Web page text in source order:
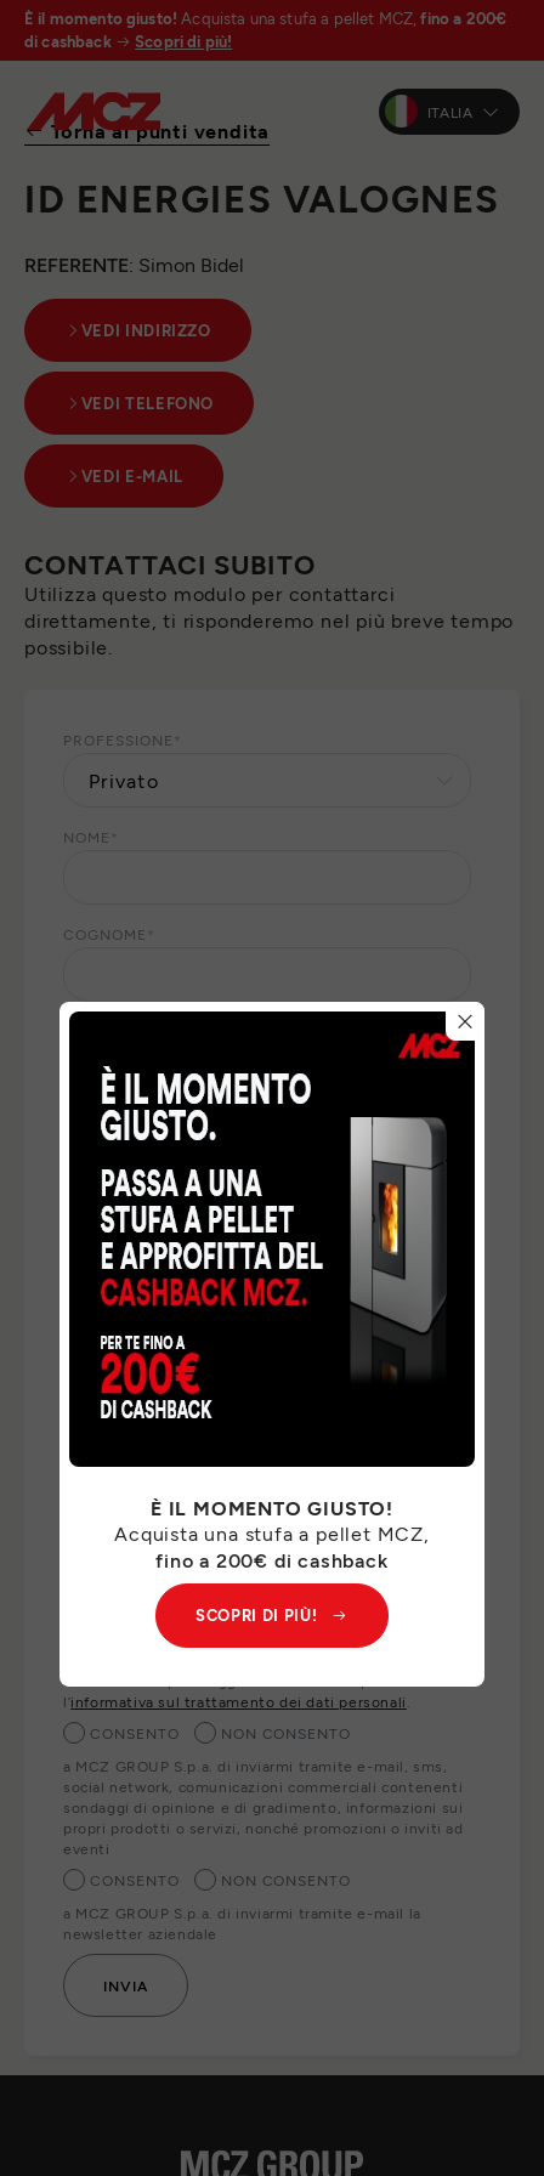
È il momento giusto! Acquista una stufa a pellet MCZ, fino a 200€
di cashback
Scopri di più!
ITALIA
Torna ai punti vendita
ID ENERGIES VALOGNES
REFERENTE: Simon Bidel
VEDI INDIRIZZO
VEDI TELEFONO
VEDI E-MAIL
CONTATTACI SUBITO
Utilizza questo modulo per contattarci
direttamente, ti risponderemo nel più breve tempo
possibile.
PROFESSIONE *
NOME *
COGNOME *
TELEFONO*
NAZIONE*
INDICA QUI DI CHE COSA HAI BISOGNO *
I Suoi dati personali saranno trattati da MCZ GROUP
consenso, per finalità di marketing. Per il riscontro delle
Sue richieste, potremo comunicare i Suoi dati personali
ai nostri partner locali che Le forniranno direttamente i
i Suoi diritti o per maggiori informazioni può consultare
l’informativa sul trattamento dei dati personali
CONSENTO
NON CONSENTO
a MCZ GROUP S.p.a. di inviarmi tramite e-mail, sms,
social network, comunicazioni commerciali contenenti
sondaggi di opinione e di gradimento, informazioni sui
propri prodotti o servizi, nonché promozioni o inviti ad
eventi
CONSENTO
NON CONSENTO
a MCZ GROUP S.p.a. di inviarmi tramite e-mail la
newsletter aziendale
È IL MOMENTO GIUSTO!
Acquista una stufa a pellet MCZ,
fino a 200€ di cashback
SCOPRI DI PIÙ!